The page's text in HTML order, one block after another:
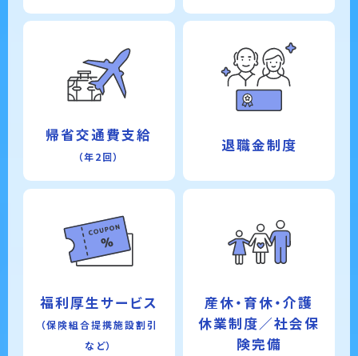
帰省交通費支給
（年2回）
退職金制度
福利厚生サービス
（保険組合提携施設割引
など）
産休・育休・介護
休業制度／社会保
険完備